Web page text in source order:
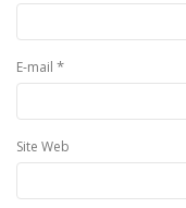
E-mail *
Site Web